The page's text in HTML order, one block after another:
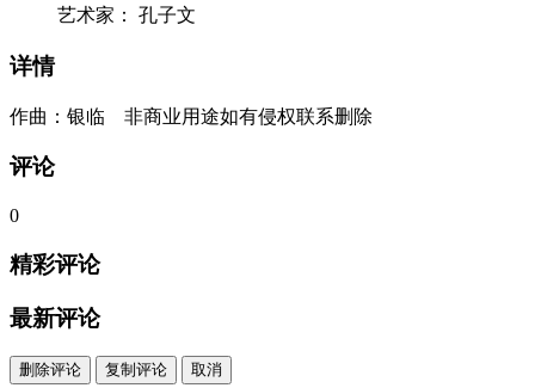
艺术家： 孔子文
详情
作曲：银临 非商业用途如有侵权联系删除
评论
0
精彩评论
最新评论
删除评论 复制评论 取消